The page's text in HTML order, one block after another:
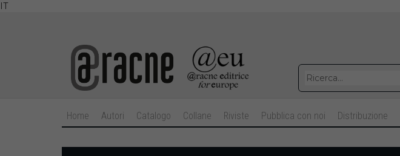
IT
Home Autori Catalogo Collane Riviste Pubblica con noi Distribuzione